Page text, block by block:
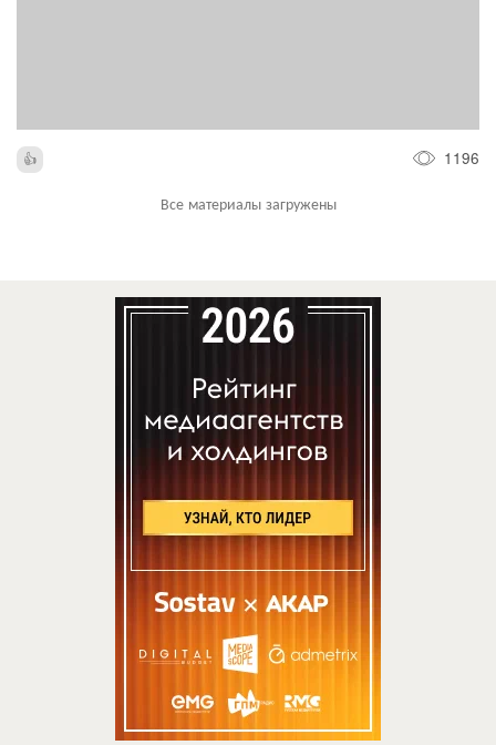
1196
Все материалы загружены